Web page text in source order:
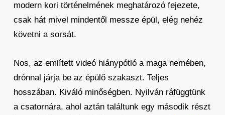
modern kori történelmének meghatározó fejezete,
csak hát mivel mindentől messze épül, elég nehéz
követni a sorsát.
Nos, az említett videó hiánypótló a maga nemében,
drónnal járja be az épülő szakaszt. Teljes
hosszában. Kiváló minőségben. Nyilván ráfüggtünk
a csatornára, ahol aztán találtunk egy második részt